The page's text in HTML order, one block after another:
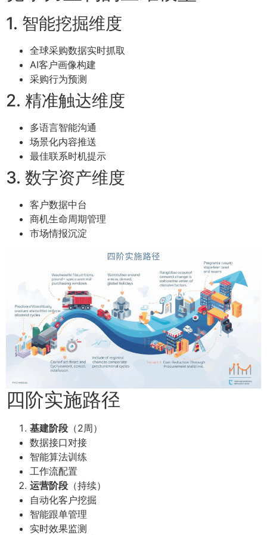
1. 智能挖掘维度
全球采购数据实时抓取
AI客户画像构建
采购行为预测
2. 精准触达维度
多语言智能沟通
场景化内容推送
最佳联系时机提示
3. 数字资产维度
客户数据中台
商机生命周期管理
市场情报沉淀
四阶实施路径
基建阶段 （2周）
数据接口对接
智能算法训练
工作流配置
运营阶段 （持续）
自动化客户挖掘
智能跟单管理
实时效果监测